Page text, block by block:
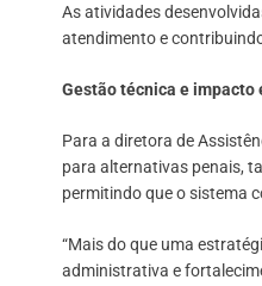
As atividades
atendimento e
Gestão técnica e impacto
Para a diretora de
para alternativas penais,
permitindo que o sistema
“Mais do que uma
administrativa e